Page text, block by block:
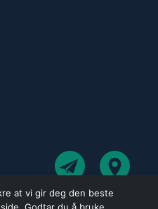
at vi gir deg den beste